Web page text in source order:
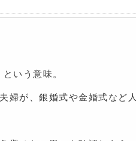
いう意味。
婦が、銀婚式や金婚式など